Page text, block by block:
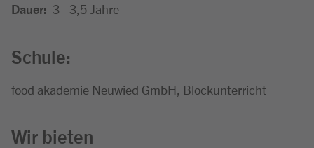
Dauer: 3 - 3,5 Jahre
Schule:
food akademie Neuwied GmbH, Blockunterricht
Wir bieten